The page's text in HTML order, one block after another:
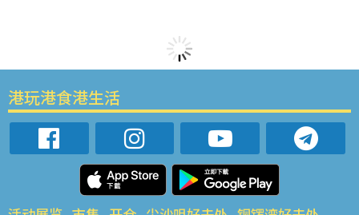
港玩港食港生活